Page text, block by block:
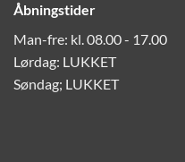
Åbningstider
Man-fre: kl. 08.00 - 17.00
Lørdag: LUKKET
Søndag; LUKKET